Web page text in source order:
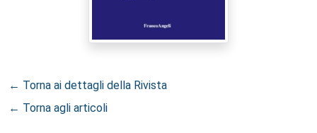
← Torna ai dettagli della Rivista
← Torna agli articoli